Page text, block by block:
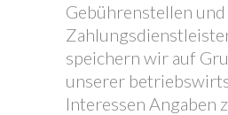
Gebührenstellen und
speichern wir auf
unserer
Interessen Angaben